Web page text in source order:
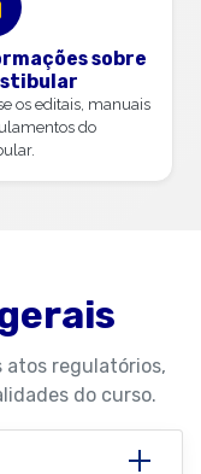
sobre
os editais, manuais
do
atos regulatórios,
do curso.